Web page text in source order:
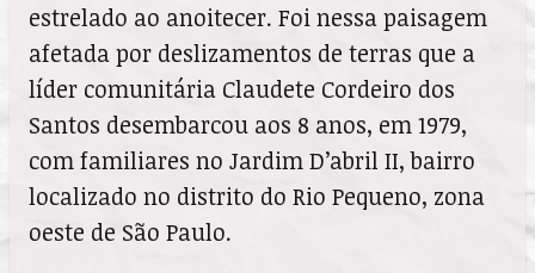
estrelado ao anoitecer. Foi nessa paisagem
afetada por deslizamentos de terras que a
líder comunitária Claudete Cordeiro dos
Santos desembarcou aos 8 anos, em 1979,
com familiares no Jardim D’abril II, bairro
localizado no distrito do Rio Pequeno, zona
oeste de São Paulo.